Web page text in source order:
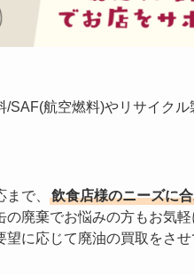
SAF(航空燃料)やリサイクル
で、
飲食店様のニーズに
の廃棄でお悩みの方もお気
に応じて廃油の買取をさせ